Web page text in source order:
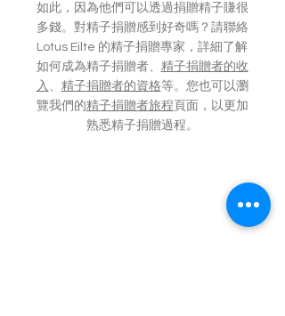
如此，因為他們可以透過捐贈精子賺很
多錢。對精子捐贈感到好奇嗎？請聯絡
Lotus Eilte 的精子捐贈專家，詳細了解
如何成為精子捐贈者、 精子捐贈者的收
入 、 精子捐贈者的資格等。您也可以瀏
覽我們的精子捐贈者旅程 頁面，以更加
熟悉精子捐贈過程。